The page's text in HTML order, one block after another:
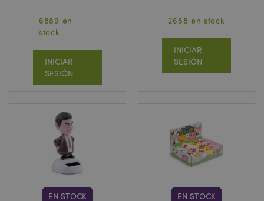
6889 en
stock
INICIAR
SESIÓN
2688 en stock
INICIAR
SESIÓN
EN STOCK EN STOCK